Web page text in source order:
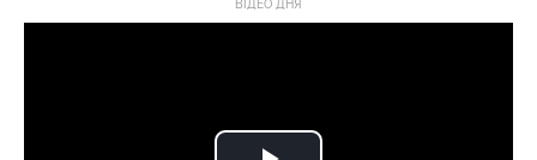
ВІДЕО ДНЯ